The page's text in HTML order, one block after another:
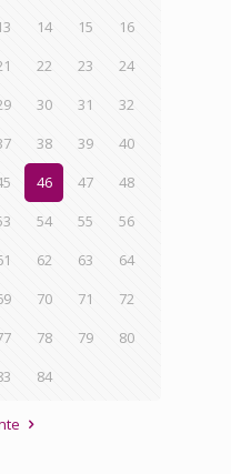
14 15
16
22 23
24
30 31
32
38 39
40
46 47
48
54 55
56
62 63
64
70 71
72
78 79
80
84